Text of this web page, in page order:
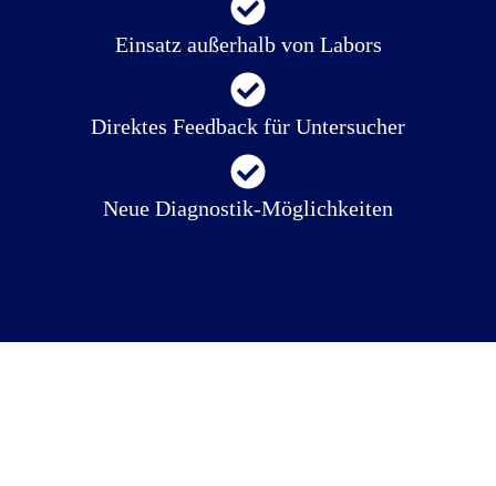
Einsatz außerhalb von Labors
Direktes Feedback für Untersucher
Neue Diagnostik-Möglichkeiten